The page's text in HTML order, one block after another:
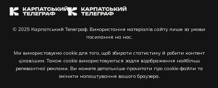
b
o
-
f
a
r
a
m
u
e
a
-
p
l
a
© 2025 Карпатський Телеграф. Використання матеріалів сайту лише за умови
посилання на нас.
Ми використовуємо cookie для того, щоб збирати статистику й робити контент
цікавішим. Також cookie використовуються задля відображення найбільш
релевантної реклами. Ви можете детальніше прочитати про cookie-файли та
змінити налаштування вашого браузера.